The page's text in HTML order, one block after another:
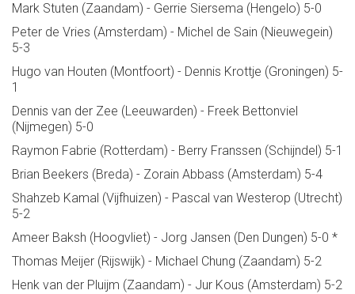
Mark Stuten (Zaandam) - Gerrie Siersema (Hengelo) 5-0
Peter de Vries (Amsterdam) - Michel de Sain (Nieuwegein)
5-3
Hugo van Houten (Montfoort) - Dennis Krottje (Groningen) 5-
1
Dennis van der Zee (Leeuwarden) - Freek Bettonviel
(Nijmegen) 5-0
Raymon Fabrie (Rotterdam) - Berry Franssen (Schijndel) 5-1
Brian Beekers (Breda) - Zorain Abbass (Amsterdam) 5-4
Shahzeb Kamal (Vijfhuizen) - Pascal van Westerop (Utrecht)
5-2
Ameer Baksh (Hoogvliet) - Jorg Jansen (Den Dungen) 5-0 *
Thomas Meijer (Rijswijk) - Michael Chung (Zaandam) 5-2
Henk van der Pluijm (Zaandam) - Jur Kous (Amsterdam) 5-2